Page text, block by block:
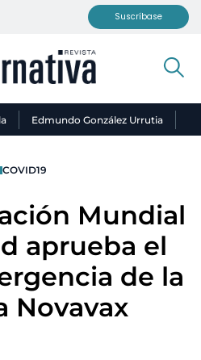
Suscríbase
Edmundo González Urrutia
COVID19
Mundial
aprueba el
de la
Novavax